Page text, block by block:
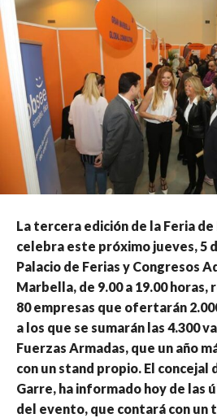
La tercera edición de la Feria de
celebra este próximo jueves, 5
Palacio de Ferias y Congresos
Marbella, de 9.00 a 19.00
80 empresas que ofertarán
a los que se sumarán las 4.300
Fuerzas Armadas, que un año
con un stand propio. El concejal
Garre, ha informado hoy de las
del evento, que contará con un